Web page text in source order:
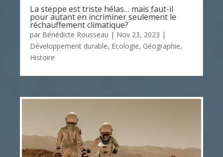
La steppe est triste hélas… mais faut-il
pour autant en incriminer seulement le
réchauffement climatique?
par Bénédicte Rousseau | Nov 23, 2023 |
Développement durable, Ecologie, Géographie,
Histoire